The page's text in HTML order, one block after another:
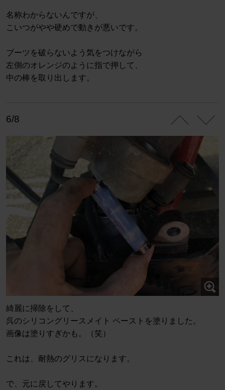
名称わからないんですが、
こいつがやや硬めで動きが悪いです。
ブーツを破らないよう気をつけながら
左側のオレンジのように指で押して、
中の棒を取り出します。
6/8
綺麗に掃除をして、
呉のシリコングリースメイト ペーストを塗りました。
画像は塗りすぎかも。（笑）
これは、耐熱のグリスになります。
で、元に戻してやります。